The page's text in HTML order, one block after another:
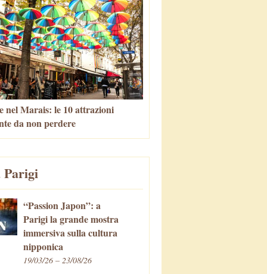
nel Marais: le 10 attrazioni
da non perdere
Parigi
“Passion Japon”: a
Parigi la grande mostra
immersiva sulla cultura
nipponica
19/03/26 – 23/08/26